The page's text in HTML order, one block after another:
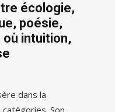
écologie,
poésie,
où intuition,
dans la
Son